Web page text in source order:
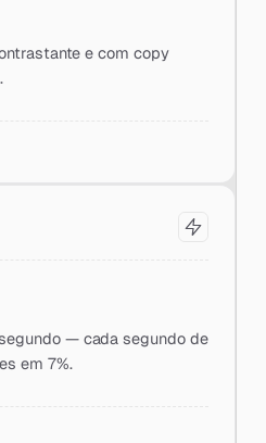
e com copy
— cada segundo de
em 7%.